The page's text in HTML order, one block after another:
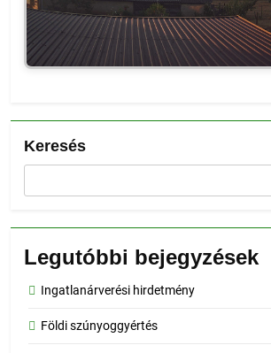
Keresés
Legutóbbi bejegyzések
Ingatlanárverési hirdetmény
Földi szúnyoggyértés